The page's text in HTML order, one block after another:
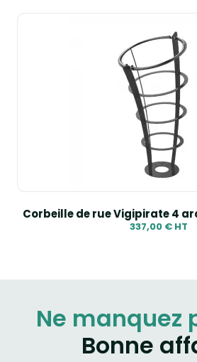
Corbeille de rue Vigipirate 4
337,00 € HT
Ne manquez
Bonne